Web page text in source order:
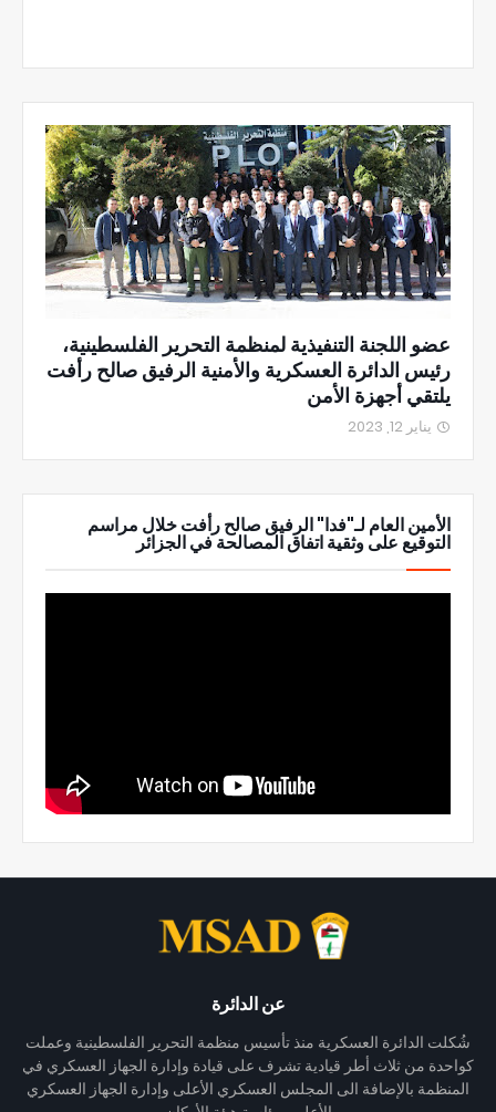
عضو اللجنة التنفيذية لمنظمة التحرير الفلسطينية،
رئيس الدائرة العسكرية والأمنية الرفيق صالح رأفت
يلتقي أجهزة الأمن
يناير 12, 2023
الأمين العام لـ"فدا" الرفيق صالح رأفت خلال مراسم
التوقيع على وثقية اتفاق المصالحة في الجزائر
عن الدائرة
شُكلت الدائرة العسكرية منذ تأسيس منظمة التحرير الفلسطينية وعملت
كواحدة من ثلاث أطر قيادية تشرف على قيادة وإدارة الجهاز العسكري في
المنظمة بالإضافة الى المجلس العسكري الأعلى وإدارة الجهاز العسكري